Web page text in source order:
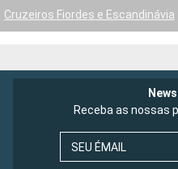
Cruzeiros Fiordes e Escandinávia
Receba as nossas
SEU ÉMAIL